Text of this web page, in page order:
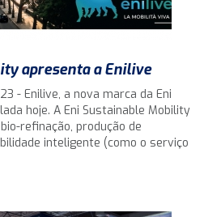
apresenta a Enilive
- Enilive, a nova marca da Eni
hoje. A Eni Sustainable Mobility
refinação, produção de
inteligente (como o serviço